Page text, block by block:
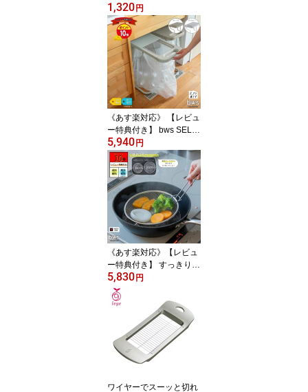
ト レギュラー LES3208
レイエ/Leye 調理の際に
まな板の上に敷く使い切
りシート まな板に汚れが
つかないシート まないた
シート
1,320 円
《あす楽対応》 【レビュ
ー特典付き】 bws SELE
CTION リサイクルスタン
ド 取っ手 スライド 開閉
マグネット対応 分別 ご
み箱 グレージュ SI-5150
52 ライトグレー SI-5150
53 ビーワーススタイル
5,940 円
《あす楽対応》【レビュ
ー特典付き】 すっきり暮
らす 盆ざる 19・22cm
持ち上げフック付き 湯切
り ザル ステンレス せい
ろ 蒸し 食洗器対応 ビー
ワーススタイル bws
5,830 円
ワイヤーでスーッと切れ